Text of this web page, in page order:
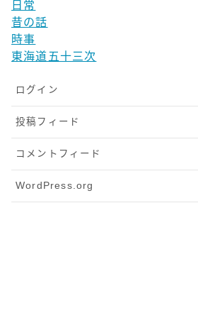
日常
昔の話
時事
東海道五十三次
ログイン
投稿フィード
コメントフィード
WordPress.org